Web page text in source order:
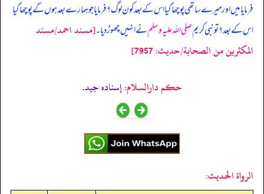
فرمایا میں اور میرے ساتھی پوچھا گیا اس کے بعد کون لوگ؟ فرمایا جو ہمارے بعد ہوں گے پوچھا گیا
اس کے بعد؟ تو نبی کریمصلی اللہ علیہ وسلمنے انہیں چھوڑ دیا۔[مسند احمد/مسند
المكثرين من الصحابة/حدیث: 7957]
حکم دارالسلام:إسناده جيد.
الرواة الحديث: